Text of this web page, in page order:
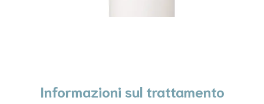
Informazioni sul trattamento